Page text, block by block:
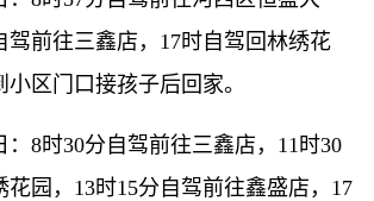
驾前往三鑫店，17时自驾回林绣花
小区门口接孩子后回家。
8时30分自驾前往三鑫店，11时30
花园，13时15分自驾前往鑫盛店，17